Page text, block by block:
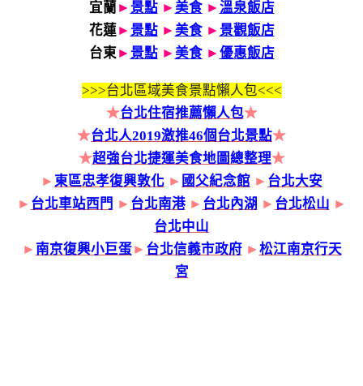
宜蘭 ► 景點 ► 美食► 溫泉飯店
花蓮► 景點 ► 美食► 景觀飯店
台東► 景點 ► 美食► 優惠飯店
>>>台北區域美食景點懶人包<<<
★台北住宿推薦懶人包★
★台北人2019激推46個台北景點★
★超強台北捷運美食地圖總整理★
► 東區忠孝復興敦化 ► 國父紀念館 ► 台北大安
► 台北車站西門 ► 台北南港 ► 台北內湖 ► 台北松山 ►
台北中山
► 南京復興小巨蛋► 台北信義市政府► 松江南京行天
宮